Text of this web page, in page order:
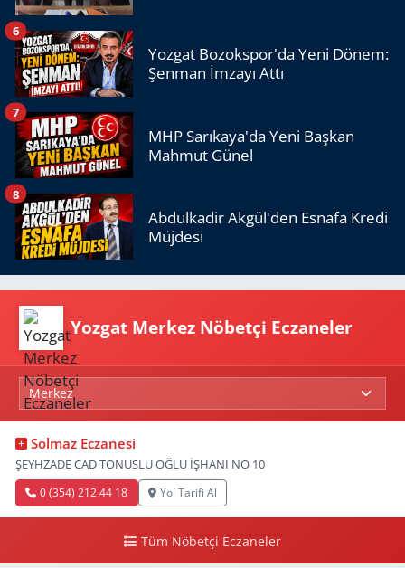
Yozgat Bozokspor'da Yeni Dönem:
Şenman İmzayı Attı
6
MHP Sarıkaya'da Yeni Başkan
Mahmut Günel
7
Abdulkadir Akgül'den Esnafa Kredi
Müjdesi
8
Yozgat Merkez Nöbetçi Eczaneler
Solmaz Eczanesi
ŞEYHZADE CAD TONUSLU OĞLU İŞHANI NO 10
0 (354) 212 44 18 Yol Tarifi Al
Tüm Nöbetçi Eczaneler